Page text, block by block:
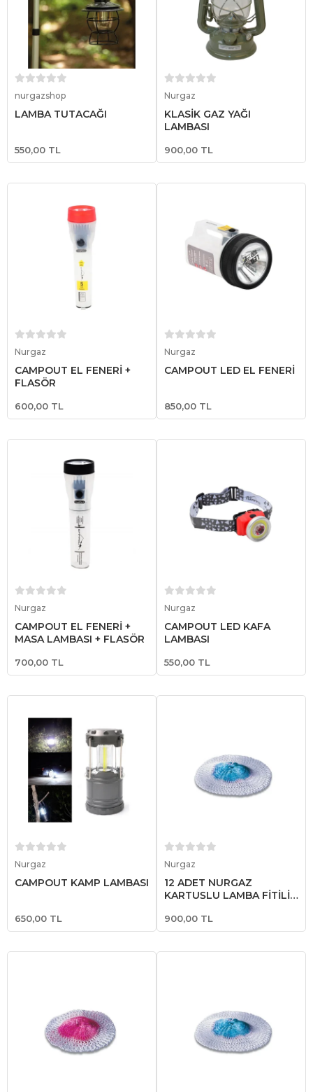
nurgazshop
LAMBA TUTACAĞI
550,00 TL
Nurgaz
KLASİK GAZ YAĞI
LAMBASI
900,00 TL
Nurgaz
CAMPOUT EL FENERİ +
FLAŞÖR
600,00 TL
Nurgaz
CAMPOUT LED EL FENERİ
850,00 TL
Nurgaz
CAMPOUT EL FENERİ +
MASA LAMBASI + FLAŞÖR
700,00 TL
Nurgaz
CAMPOUT LED KAFA
LAMBASI
550,00 TL
Nurgaz
CAMPOUT KAMP LAMBASI
650,00 TL
Nurgaz
12 ADET NURGAZ
KARTUŞLU LAMBA FİTİLİ
900,00 TL